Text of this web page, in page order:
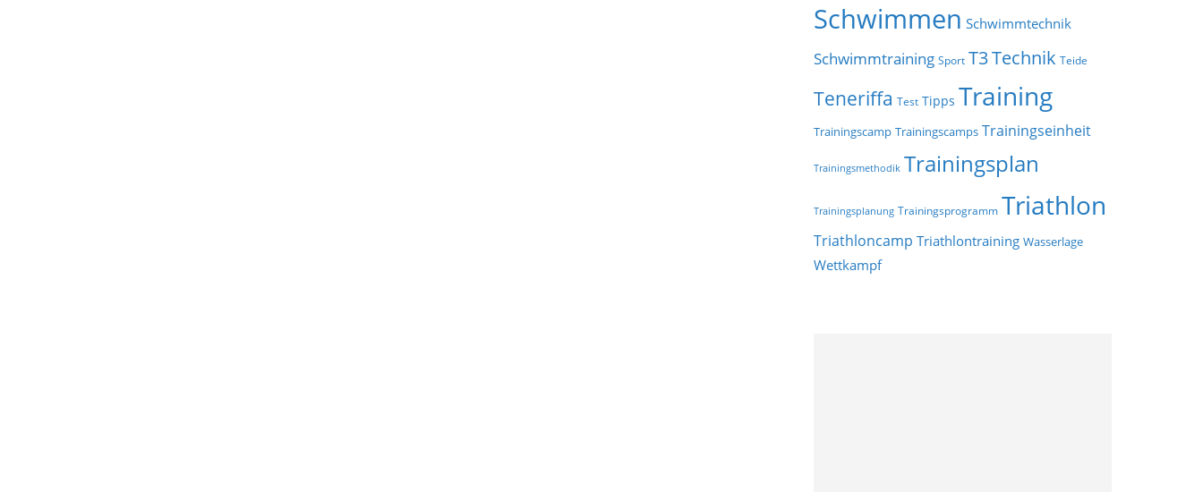
Schwimmen Schwimmtechnik
Schwimmtraining Sport T3Technik Teide
Teneriffa Test Tipps Training
Trainingscamp Trainingscamps Trainingseinheit
Trainingsmethodik Trainingsplan
Trainingsplanung Trainingsprogramm Triathlon
Triathloncamp Triathlontraining Wasserlage
Wettkampf